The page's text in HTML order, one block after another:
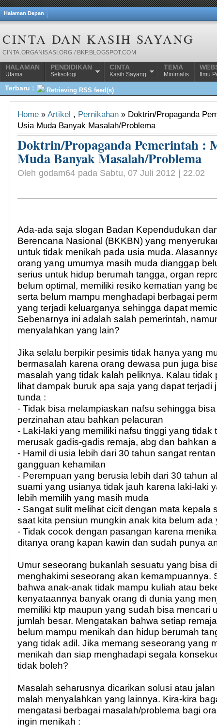
Halaman Depan
CINTA DAN KASIH SAYANG
CINTA.ORGANISASI.ORG / BKP.BLOGSPOT.COM
HALAMAN
Utama
PENDIDIKAN
Seksologi
CINTA
Kasih Sayang
TEMA
Minimalis Ilmu
Terbaru : Retrieving RSS feed(s)
Home » Artikel , Pernikahan » Doktrin/Propaganda
Usia Muda Banyak Masalah/Problema
Doktrin/Propaganda Pemerintah :
Muda Banyak Masalah/Problema
Oleh godam64 pada Sabtu, 07 Juli 2012 | 22.02
Ada-ada saja slogan Badan Kependudukan
Berencana Nasional (BKKBN) yang
untuk tidak menikah pada usia muda.
orang yang umurnya masih muda dianggap
serius untuk hidup berumah tangga, organ
belum optimal, memiliki resiko kematian yang
serta belum mampu menghadapi berbagai
yang terjadi keluarganya sehingga dapat
Sebenarnya ini adalah salah pemerintah,
menyalahkan yang lain?
Jika selalu berpikir pesimis tidak hanya yang
bermasalah karena orang dewasa pun juga
masalah yang tidak kalah peliknya. Kalau tidak
lihat dampak buruk apa saja yang dapat terjadi
tunda :
- Tidak bisa melampiaskan nafsu sehingga
perzinahan atau bahkan pelacuran
- Laki-laki yang memiliki nafsu tinggi yang tidak
merusak gadis-gadis remaja, abg dan bahkan
- Hamil di usia lebih dari 30 tahun sangat
gangguan kehamilan
- Perempuan yang berusia lebih dari 30 tahun
suami yang usianya tidak jauh karena laki-laki
lebih memilih yang masih muda
- Sangat sulit melihat cicit dengan mata kepala
saat kita pensiun mungkin anak kita belum ada
- Tidak cocok dengan pasangan karena
ditanya orang kapan kawin dan sudah punya
Umur seseorang bukanlah sesuatu yang bisa
menghakimi seseorang akan kemampuannya.
bahwa anak-anak tidak mampu kuliah atau
kenyataannya banyak orang di dunia yang
memiliki ktp maupun yang sudah bisa mencari
jumlah besar. Mengatakan bahwa setiap
belum mampu menikah dan hidup berumah
yang tidak adil. Jika memang seseorang yang
menikah dan siap menghadapi segala
tidak boleh?
Masalah seharusnya dicarikan solusi atau
malah menyalahkan yang lainnya. Kira-kira
mengatasi berbagai masalah/problema bagi
ingin menikah :